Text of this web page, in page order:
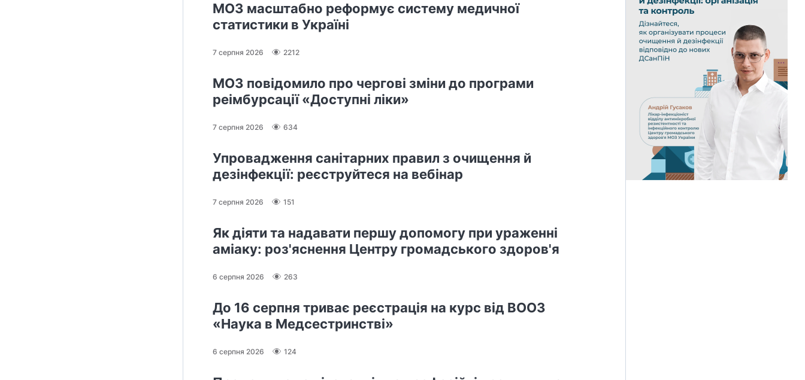
МОЗ масштабно реформує систему медичної
статистики в Україні
7 серпня 2026 2212
МОЗ повідомило про чергові зміни до програми
реімбурсації «Доступні ліки»
7 серпня 2026 634
Упровадження санітарних правил з очищення й
дезінфекції: реєструйтеся на вебінар
7 серпня 2026 151
Як діяти та надавати першу допомогу при ураженні
аміаку: роз'яснення Центру громадського здоров'я
6 серпня 2026 263
До 16 серпня триває реєстрація на курс від ВООЗ
«Наука в Медсестринстві»
6 серпня 2026 124